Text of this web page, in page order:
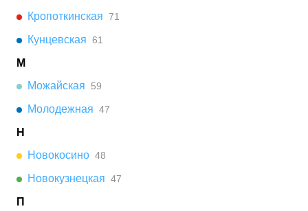
Кропоткинская 71
Кунцевская 61
М
Можайская
59
Молодежная 47
Н
Новокосино 48
Новокузнецкая 47
П